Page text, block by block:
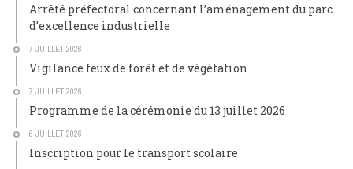
Arrêté préfectoral concernant l’aménagement du parc
d’excellence industrielle
7 JUILLET 2026
Vigilance feux de forêt et de végétation
7 JUILLET 2026
Programme de la cérémonie du 13 juillet 2026
6 JUILLET 2026
Inscription pour le transport scolaire